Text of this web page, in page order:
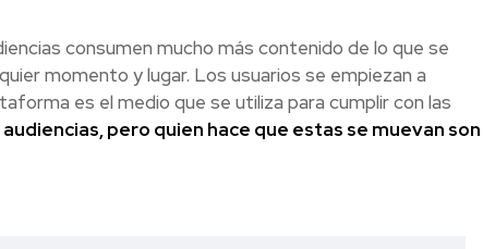
consumen mucho más contenido de lo que se
momento y lugar. Los usuarios se empiezan a
es el medio que se utiliza para cumplir con las
pero quien hace que estas se muevan son